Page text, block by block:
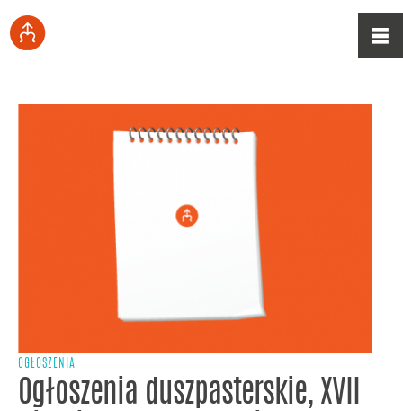
OGŁOSZENIA
Ogłoszenia duszpasterskie, XVII